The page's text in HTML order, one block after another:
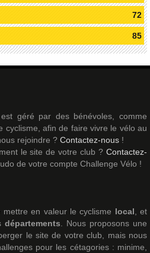
72
85
est géré par des bénévoles, comme
cyclisme, afin de faire vivre le vélo au
rejoindre ? Contactez-nous !
le site de votre club ? Contactez-
de votre compte Challenge Vélo !
mettre en valeur le cyclisme local, et
départements. Nous proposons une
le site de votre club, mais nous
pour les cétagories : minime,